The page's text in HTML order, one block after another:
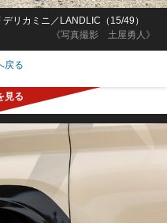
《写真撮影 土屋勇人》
リカミニ／LANDLIC（15/49）
戻る